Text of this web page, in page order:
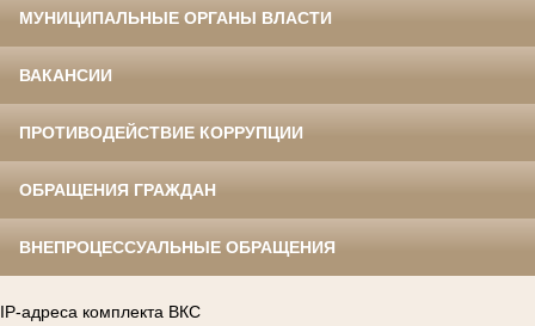
МУНИЦИПАЛЬНЫЕ ОРГАНЫ ВЛАСТИ
ВАКАНСИИ
ПРОТИВОДЕЙСТВИЕ КОРРУПЦИИ
ОБРАЩЕНИЯ ГРАЖДАН
ВНЕПРОЦЕССУАЛЬНЫЕ ОБРАЩЕНИЯ
IP-адреса комплекта ВКС